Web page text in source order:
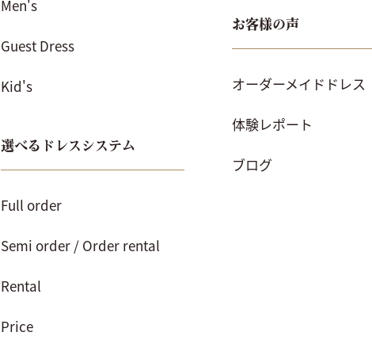
Men's
Guest Dress
Kid's
選べるドレスシステム
Full order
Semi order / Order rental
Rental
Price
お客様の声
オーダーメイドドレス
体験レポート
ブログ